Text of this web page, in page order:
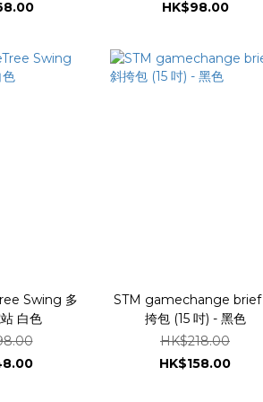
HK$98.00
Swing 多
白色
STM gamechange brief 斜
挎包 (15 吋) - 黑色
HK$218.00
HK$158.00